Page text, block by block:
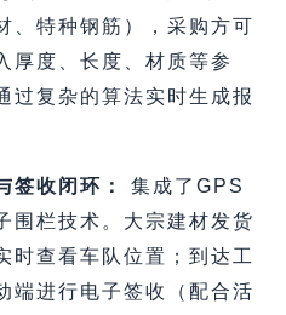
、特种钢筋），采购方可
厚度、长度、材质等参
过复杂的算法实时生成报
签收闭环：
集成了GPS
围栏技术。大宗建材发货
时查看车队位置；到达工
端进行电子签收（配合活